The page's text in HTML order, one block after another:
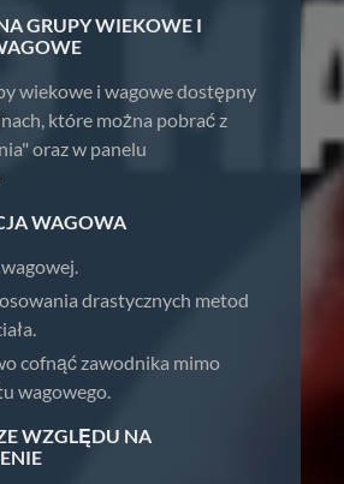
GRUPY WIEKOWE I
wiekowe i wagowe dostępny
które można pobrać z
oraz w panelu
WAGOWA
drastycznych metod
cofnąć zawodnika mimo
wagowego.
WZGLĘDU NA